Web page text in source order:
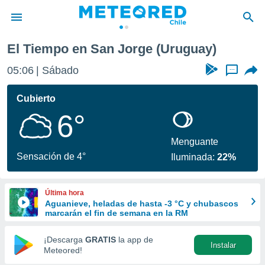
de
por
se
calidad.
a este
las
y
forma
digital
basada
El Tiempo en San Jorge (Uruguay)
05:06 Sábado ...
Cubierto
6°
Sensación de 4°
Menguante
Iluminada:22%
Última hora
Aguanieve, heladas de hasta -3 °C y chubascos
marcarán el fin de semana en la RM
¡Descarga GRATIS la app de
Meteored!
Instalar